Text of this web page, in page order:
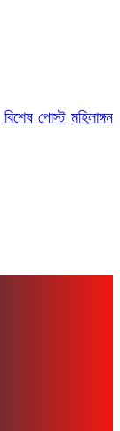
বিশেষ পোস্ট মহিলাঙ্গন